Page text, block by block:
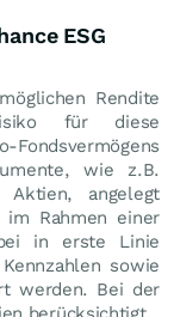
ESG
Rendite
für diese
Fondsvermögens
wie z.B.
angelegt
Rahmen einer
in erste Linie
sowie
werden. Bei der